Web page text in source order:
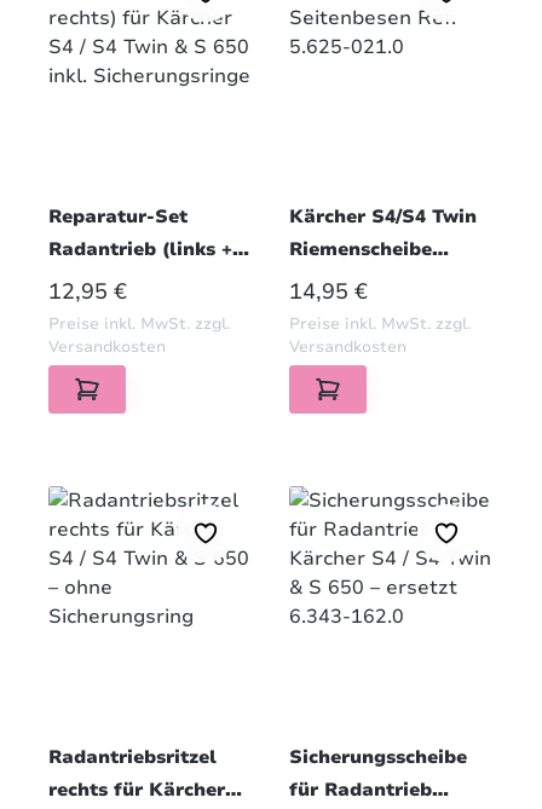
Reparatur-Set
Radantrieb (links +
rechts) für Kärcher
S4 / S4 Twin & S 650
inkl. Sicherungsringe
REGULÄRER PREIS:
12,95 €
Preise inkl. MwSt. zzgl.
Versandkosten
Kärcher S4/S4 Twin
Riemenscheibe
Seitenbesen Ref.
5.625-021.0
REGULÄRER PREIS:
14,95 €
Preise inkl. MwSt. zzgl.
Versandkosten
Radantriebsritzel
rechts für Kärcher
Sicherungsscheibe
für Radantrieb